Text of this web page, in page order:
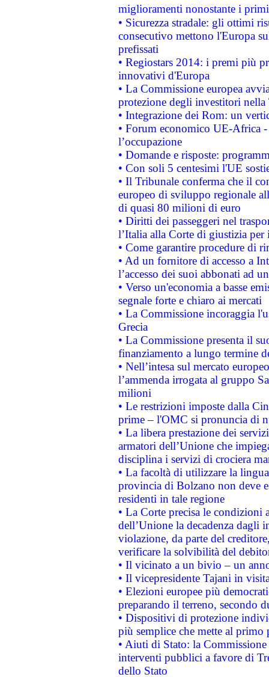
miglioramenti nonostante i
• Sicurezza stradale: gli ottimi
consecutivo mettono l'Europa
prefissati
• Regiostars 2014: i premi più
innovativi d'Europa
• La Commissione europea
protezione degli investitori
• Integrazione dei Rom: un
• Forum economico UE-Africa -
l’occupazione
• Domande e risposte:
• Con soli 5 centesimi l'UE
• Il Tribunale conferma che il
europeo di sviluppo regionale
di quasi 80 milioni di euro
• Diritti dei passeggeri nel
l’Italia alla Corte di giustizia
• Come garantire procedure di
• Ad un fornitore di accesso a
l’accesso dei suoi abbonati ad
• Verso un'economia a basse
segnale forte e chiaro ai mercati
• La Commissione incoraggia
Grecia
• La Commissione presenta il
finanziamento a lungo termine
• Nell’intesa sul mercato
l’ammenda irrogata al gruppo
milioni
• Le restrizioni imposte dalla
prime – l'OMC si pronuncia di
• La libera prestazione dei
armatori dell’Unione che
disciplina i servizi di crociera
• La facoltà di utilizzare la
provincia di Bolzano non deve
residenti in tale regione
• La Corte precisa le
dell’Unione la decadenza dagli
violazione, da parte del
verificare la solvibilità del
• Il vicinato a un bivio – un
• Il vicepresidente Tajani in
• Elezioni europee più
preparando il terreno, secondo
• Dispositivi di protezione
più semplice che mette al primo
• Aiuti di Stato: la
interventi pubblici a favore di
dello Stato